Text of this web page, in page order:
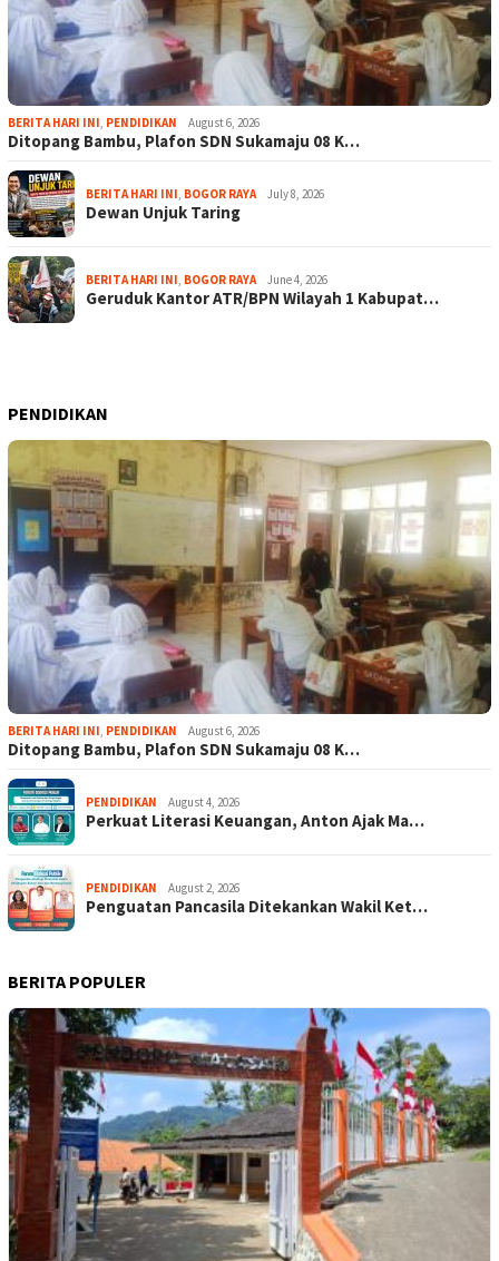
BERITA HARI INI PENDIDIKAN August 6, 2026
Ditopang Bambu, Plafon SDN Sukamaju 08 K…
BERITA HARI INI BOGOR RAYA July 8, 2026
Dewan Unjuk Taring
BERITA HARI INI BOGOR RAYA June 4, 2026
Geruduk Kantor ATR/BPN Wilayah 1 Kabupat…
PENDIDIKAN
BERITA HARI INI PENDIDIKAN August 6, 2026
Ditopang Bambu, Plafon SDN Sukamaju 08 K…
PENDIDIKAN August 4, 2026
Perkuat Literasi Keuangan, Anton Ajak Ma…
PENDIDIKAN August 2, 2026
Penguatan Pancasila Ditekankan Wakil Ket…
BERITA POPULER